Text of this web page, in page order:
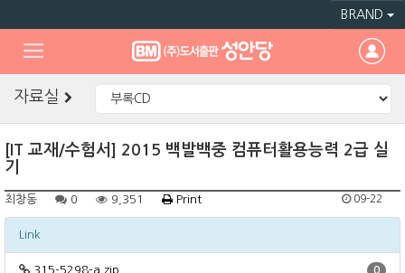
BRAND
자료실
[IT 교재/수험서] 2015 백발백중 컴퓨터활용능력 2급 실
기
최창동 0 9,351 Print 09-22
Link
315-5298-a.zip 0